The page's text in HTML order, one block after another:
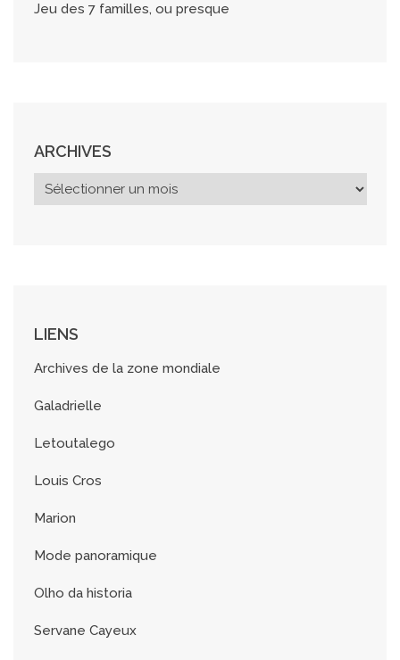
Jeu des 7 familles, ou presque
ARCHIVES
r
LIENS
Archives de la zone mondiale
Galadrielle
Letoutalego
Louis Cros
Marion
Mode panoramique
Olho da historia
Servane Cayeux